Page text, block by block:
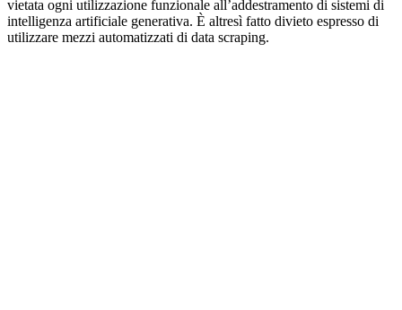
vietata ogni utilizzazione funzionale all’addestramento di sistemi di
intelligenza artificiale generativa. È altresì fatto divieto espresso di
utilizzare mezzi automatizzati di data scraping.